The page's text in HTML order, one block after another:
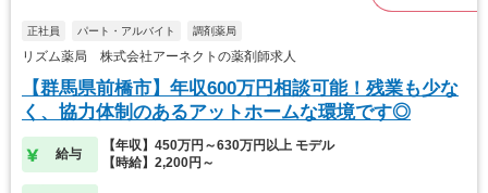
正社員 パート・アルバイト 調剤薬局
リズム薬局 株式会社アーネクトの薬剤師求人
【群馬県前橋市】年収600万円相談可能！残業も少な
く、協力体制のあるアットホームな環境です◎
給与
【年収】450万円～630万円以上 モデル
【時給】2,200円～